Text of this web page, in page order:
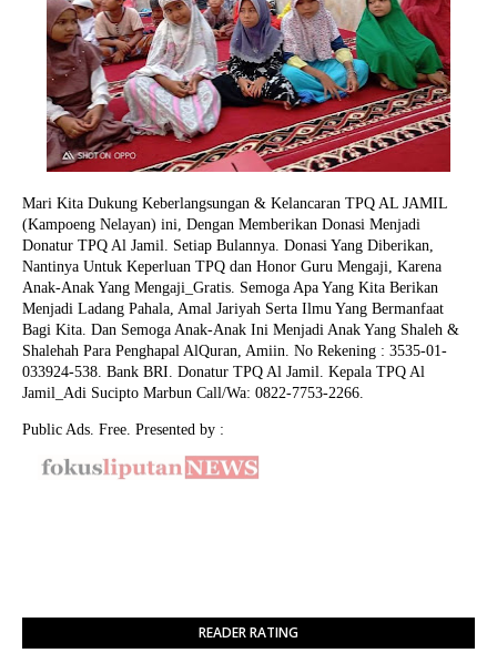
Mari Kita Dukung Keberlangsungan & Kelancaran TPQ AL JAMIL
(Kampoeng Nelayan) ini, Dengan Memberikan Donasi Menjadi
Donatur TPQ Al Jamil. Setiap Bulannya. Donasi Yang Diberikan,
Nantinya Untuk Keperluan TPQ dan Honor Guru Mengaji, Karena
Anak-Anak Yang Mengaji_Gratis. Semoga Apa Yang Kita Berikan
Menjadi Ladang Pahala, Amal Jariyah Serta Ilmu Yang Bermanfaat
Bagi Kita. Dan Semoga Anak-Anak Ini Menjadi Anak Yang Shaleh &
Shalehah Para Penghapal AlQuran, Amiin. No Rekening : 3535-01-
033924-538. Bank BRI. Donatur TPQ Al Jamil. Kepala TPQ Al
Jamil_Adi Sucipto Marbun Call/Wa: 0822-7753-2266.
Public Ads. Free. Presented by :
READER RATING